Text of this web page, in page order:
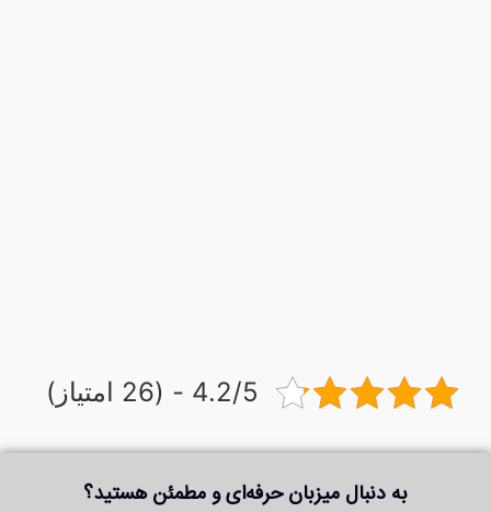
4.2/5 - (26 امتیاز)
به دنبال میزبان حرفه‌ای و مطمئن هستید؟